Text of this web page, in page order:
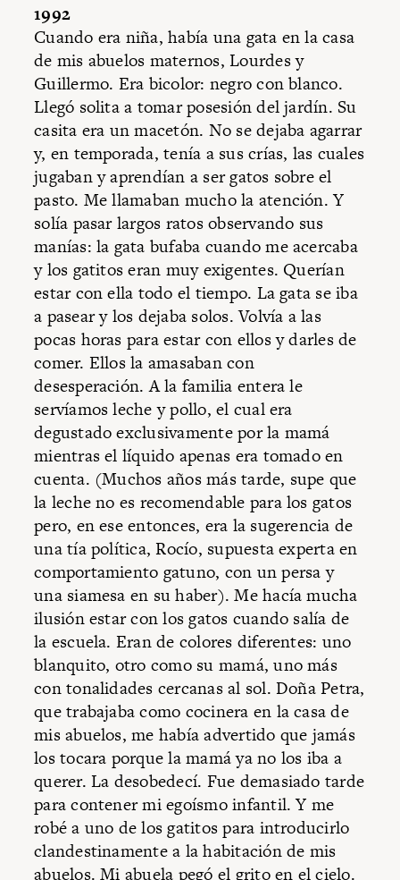
1992
Cuando era niña, había una gata en la casa
de mis abuelos maternos, Lourdes y
Guillermo. Era bicolor: negro con blanco.
Llegó solita a tomar posesión del jardín. Su
casita era un macetón. No se dejaba agarrar
y, en temporada, tenía a sus crías, las cuales
jugaban y aprendían a ser gatos sobre el
pasto. Me llamaban mucho la atención. Y
solía pasar largos ratos observando sus
manías: la gata bufaba cuando me acercaba
y los gatitos eran muy exigentes. Querían
estar con ella todo el tiempo. La gata se iba
a pasear y los dejaba solos. Volvía a las
pocas horas para estar con ellos y darles de
comer. Ellos la amasaban con
desesperación. A la familia entera le
servíamos leche y pollo, el cual era
degustado exclusivamente por la mamá
mientras el líquido apenas era tomado en
cuenta. (Muchos años más tarde, supe que
la leche no es recomendable para los gatos
pero, en ese entonces, era la sugerencia de
una tía política, Rocío, supuesta experta en
comportamiento gatuno, con un persa y
una siamesa en su haber). Me hacía mucha
ilusión estar con los gatos cuando salía de
la escuela. Eran de colores diferentes: uno
blanquito, otro como su mamá, uno más
con tonalidades cercanas al sol. Doña Petra,
que trabajaba como cocinera en la casa de
mis abuelos, me había advertido que jamás
los tocara porque la mamá ya no los iba a
querer. La desobedecí. Fue demasiado tarde
para contener mi egoísmo infantil. Y me
robé a uno de los gatitos para introducirlo
clandestinamente a la habitación de mis
abuelos. Mi abuela pegó el grito en el cielo.